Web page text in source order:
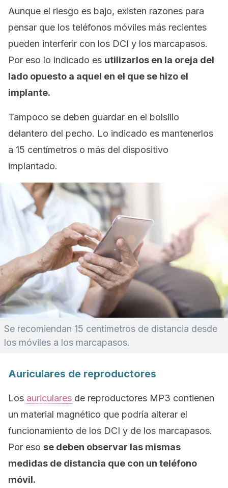
Aunque el riesgo es bajo, existen razones para
pensar que los teléfonos móviles más recientes
pueden interferir con los DCI y los marcapasos.
Por eso lo indicado es utilizarlos en la oreja del
lado opuesto a aquel en el que se hizo el
implante.
Tampoco se deben guardar en el bolsillo
delantero del pecho. Lo indicado es mantenerlos
a 15 centímetros o más del dispositivo
implantado.
Se recomiendan 15 centímetros de distancia desde
los móviles a los marcapasos.
Auriculares de reproductores
Los auriculares de reproductores MP3 contienen
un material magnético que podría alterar el
funcionamiento de los DCI y de los marcapasos.
Por eso se deben observar las mismas
medidas de distancia que con un teléfono
móvil.